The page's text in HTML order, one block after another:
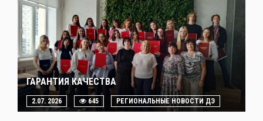
ГАРАНТИЯ КАЧЕСТВА
2.07. 2026 645 РЕГИОНАЛЬНЫЕ НОВОСТИ ДЭ